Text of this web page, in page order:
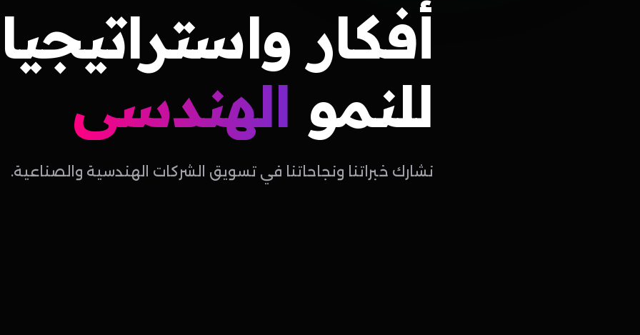
أفكار
للنمو الهندسي
نشارك خبراتنا ونجاحاتنا في تسويق الشركات الهندسية والصناعية.